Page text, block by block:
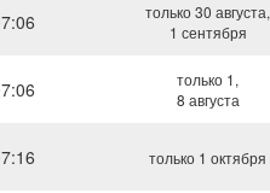
только 30 августа,
1 сентября
только 1,
8 августа
только 1 октября